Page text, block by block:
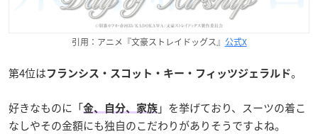
引用：アニメ『文豪ストレイドッグス』 公式X
第4位は フランシス・スコット・キー・フィッツジェラルド。
好きなものに「金、自分、家族 」を挙げており、スーツの着こ
なしやその金額にも独自のこだわりがありそうですよね。